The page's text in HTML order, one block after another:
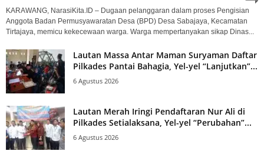
KARAWANG, NarasiKita.ID – Dugaan pelanggaran dalam proses Pengisian
Anggota Badan Permusyawaratan Desa (BPD) Desa Sabajaya, Kecamatan
Tirtajaya, memicu kekecewaan warga. Warga mempertanyakan sikap Dinas...
Lautan Massa Antar Maman Suryaman Daftar
Pilkades Pantai Bahagia, Yel-yel “Lanjutkan”...
6 Agustus 2026
Lautan Merah Iringi Pendaftaran Nur Ali di
Pilkades Setialaksana, Yel-yel “Perubahan”...
6 Agustus 2026